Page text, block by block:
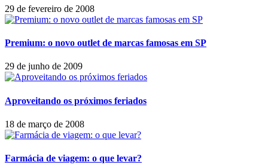
29 de fevereiro de 2008
Premium: o novo outlet de marcas famosas em SP
29 de junho de 2009
Aproveitando os próximos feriados
18 de março de 2008
Farmácia de viagem: o que levar?